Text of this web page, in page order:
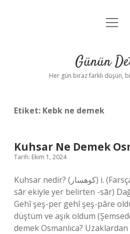
Anasayfa
Yasal
menüyü
Günün
Her gün biraz farklı düşün,
Etiket: Kebk ne demek
Kuhsar Ne Demek
Tarih: Ekim 1, 2024
Kuhsar nedir? (ﻛﻮﻫﺴﺎﺭ) i. (Farsça kūh “dağ” ve kūh-
sār ekiyle yer belirten -sār)
Gehî şeş-per gehî şeş-pâre
düştüm ve aşık oldum
demek Osmanlıca?